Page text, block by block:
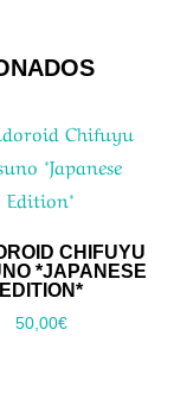
CHIFUYU
*JAPANESE
EDITION*
50,00€